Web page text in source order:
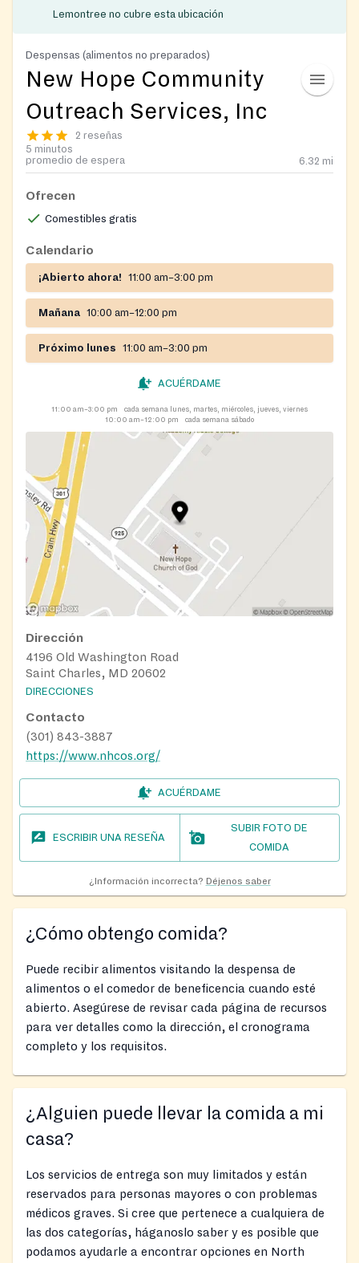
Lemontree no cubre esta ubicación
Despensas (alimentos no preparados)
New Hope Community
Outreach Services, Inc
2 reseñas
5 minutos
promedio de espera
6.32 mi
Ofrecen
Comestibles gratis
Calendario
¡Abierto ahora! 11:00 am–3:00 pm
Mañana 10:00 am–12:00 pm
Próximo lunes 11:00 am–3:00 pm
ACUÉRDAME
11:00 am–3:00 pm
cada semana lunes, martes, miércoles, jueves, viernes
10:00 am–12:00 pm
cada semana sábado
Dirección
4196 Old Washington Road
Saint Charles, MD 20602
DIRECCIONES
Contacto
(301) 843-3887
https://www.nhcos.org/
ACUÉRDAME
ESCRIBIR UNA RESEÑA
SUBIR FOTO DE
COMIDA
¿Información incorrecta? Déjenos saber
¿Cómo obtengo comida?
Puede recibir alimentos visitando la despensa de
alimentos o el comedor de beneficencia cuando esté
abierto. Asegúrese de revisar cada página de recursos
para ver detalles como la dirección, el cronograma
completo y los requisitos.
¿Alguien puede llevar la comida a mi
casa?
Los servicios de entrega son muy limitados y están
reservados para personas mayores o con problemas
médicos graves. Si cree que pertenece a cualquiera de
las dos categorías, háganoslo saber y es posible que
podamos ayudarle a encontrar opciones en North